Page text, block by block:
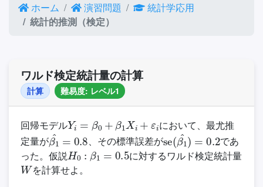
ホーム 演習問題
統計学応用
統計的推測（検定）
ワルド検定統計量の計算
計算 難易度: レベル1
回帰モデル
において、最尤推
定量が
β1^=0.8
、その標準誤差が
se(β1^)= 0.2
であ
った。仮説
H0:β =0.5
に対するワルド検定統計量
W
を計算せよ。